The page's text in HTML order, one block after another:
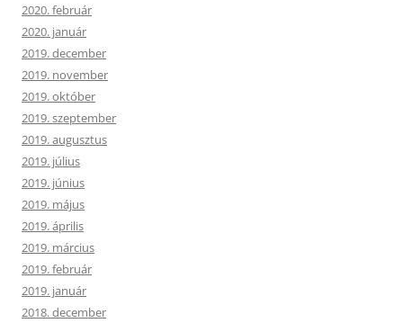
2020. február
2020. január
2019. december
2019. november
2019. október
2019. szeptember
2019. augusztus
2019. július
2019. június
2019. május
2019. április
2019. március
2019. február
2019. január
2018. december